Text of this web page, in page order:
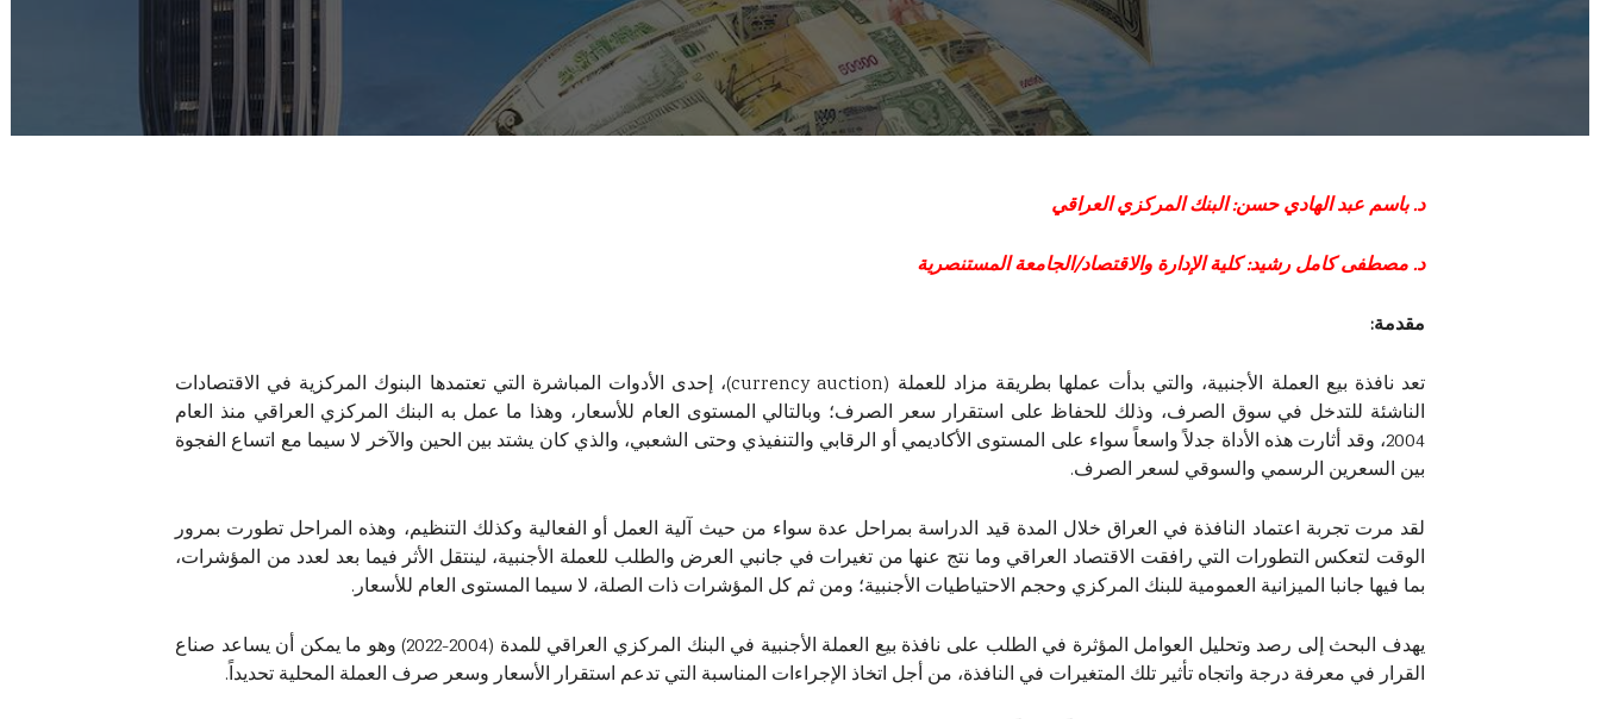
د. باسم عبد الهادي حسن: البنك المركزي العراقي
د. مصطفى كامل رشيد: كلية الإدارة والاقتصاد/الجامعة المستنصرية
مقدمة:
تعد نافذة بيع العملة الأجنبية، والتي بدأت عملها بطريقة مزاد للعملة (currency auction)، إحدى الأدوات المباشرة التي تعتمدها البنوك المركزية في الاقتصادات
الناشئة للتدخل في سوق الصرف، وذلك للحفاظ على استقرار سعر الصرف؛ وبالتالي المستوى العام للأسعار، وهذا ما عمل به البنك المركزي العراقي منذ العام
2004، وقد أثارت هذه الأداة جدلاً واسعاً سواء على المستوى الأكاديمي أو الرقابي والتنفيذي وحتى الشعبي، والذي كان يشتد بين الحين والآخر لا سيما مع اتساع الفجوة
بين السعرين الرسمي والسوقي لسعر الصرف.
لقد مرت تجربة اعتماد النافذة في العراق خلال المدة قيد الدراسة بمراحل عدة سواء من حيث آلية العمل أو الفعالية وكذلك التنظيم، وهذه المراحل تطورت بمرور
الوقت لتعكس التطورات التي رافقت الاقتصاد العراقي وما نتج عنها من تغيرات في جانبي العرض والطلب للعملة الأجنبية، لينتقل الأثر فيما بعد لعدد من المؤشرات،
بما فيها جانبا الميزانية العمومية للبنك المركزي وحجم الاحتياطيات الأجنبية؛ ومن ثم كل المؤشرات ذات الصلة، لا سيما المستوى العام للأسعار.
يهدف البحث إلى رصد وتحليل العوامل المؤثرة في الطلب على نافذة بيع العملة الأجنبية في البنك المركزي العراقي للمدة (2004-2022) وهو ما يمكن أن يساعد صناع
القرار في معرفة درجة واتجاه تأثير تلك المتغيرات في النافذة، من أجل اتخاذ الإجراءات المناسبة التي تدعم استقرار الأسعار وسعر صرف العملة المحلية تحديداً.